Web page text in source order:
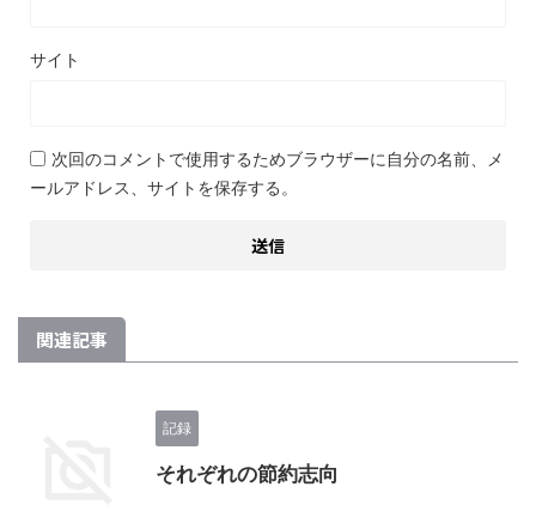
サイト
次回のコメントで使用するためブラウザーに自分の名前、メ
ールアドレス、サイトを保存する。
関連記事
記録
それぞれの節約志向